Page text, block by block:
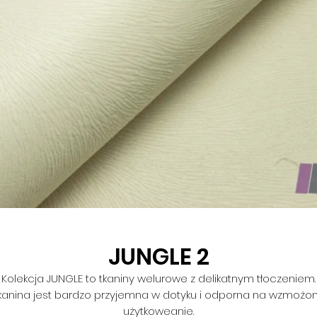
JUNGLE 2
Kolekcja JUNGLE to tkaniny welurowe z delikatnym tłoczeniem.
jest bardzo przyjemna w dotyku i odporna na
użytkoweanie.